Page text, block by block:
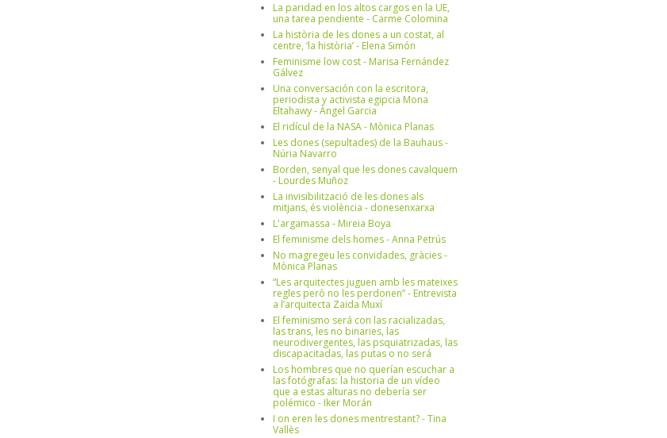
La paridad en los altos cargos en la UE,
una tarea pendiente - Carme Colomina
La història de les dones a un costat, al
centre, ‘la història’ - Elena Simón
Feminisme low cost - Marisa Fernández
Gálvez
Una conversación con la escritora,
periodista y activista egipcia Mona
Eltahawy - Àngel Garcia
El ridícul de la NASA - Mònica Planas
Les dones (sepultades) de la Bauhaus -
Núria Navarro
Borden, senyal que les dones cavalquem
- Lourdes Muñoz
La invisibilització de les dones als
mitjans, és violència - donesenxarxa
L'argamassa - Mireia Boya
El feminisme dels homes - Anna Petrús
No magregeu les convidades, gràcies -
Mònica Planas
“Les arquitectes juguen amb les mateixes
regles però no les perdonen” - Entrevista
a l’arquitecta Zaida Muxí
El feminismo será con las racializadas,
las trans, les no binaries, las
neurodivergentes, las psquiatrizadas, las
discapacitadas, las putas o no será
Los hombres que no querían escuchar a
las fotógrafas: la historia de un vídeo
que a estas alturas no debería ser
polémico - Iker Morán
I on eren les dones mentrestant? - Tina
Vallès